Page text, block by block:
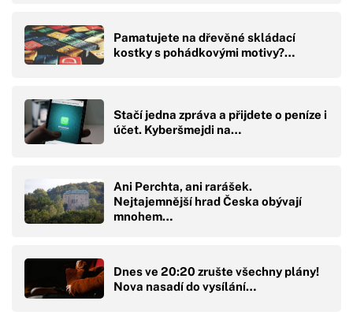
Pamatujete na dřevěné skládací
kostky s pohádkovými motivy?…
Stačí jedna zpráva a přijdete o peníze i
účet. Kyberšmejdi na…
Ani Perchta, ani rarášek.
Nejtajemnější hrad Česka obývají
mnohem…
Dnes ve 20:20 zrušte všechny plány!
Nova nasadí do vysílání…